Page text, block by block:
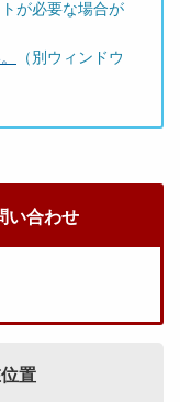
が必要な場合が
（別ウィンドウ
い合わせ
置